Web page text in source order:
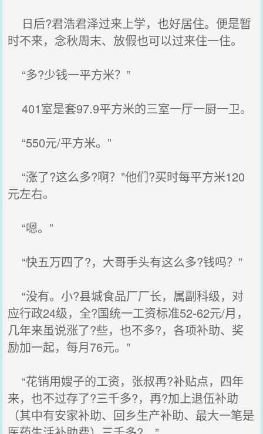
日后?君浩君泽过来上学，也好居住。便是暂
时不来，念秋周末、放假也可以过来住一住。
“多?少钱一平方米？”
401室是套97.9平方米的三室一厅一厨一卫。
“550元/平方米。”
“涨了?这么多?啊？”他们?买时每平方米120
元左右。
“嗯。”
“快五万四了?，大哥手头有这么多?钱吗？”
“没有。小?县城食品厂厂长，属副科级，对
应行政24级，全?国统一工资标准52-62元/月，
几年来虽说涨了?些，也不多?，各项补助、奖
励加一起，每月76元。”
“花销用嫂子的工资，张叔再?补贴点，四年
来，也不过存了?三千多?，再?加上退伍补助
（其中有安家补助、回乡生产补助、最大一笔是